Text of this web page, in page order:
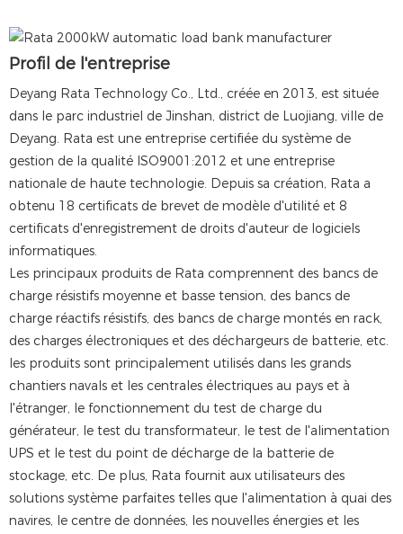
Profil de l'entreprise
Deyang Rata Technology Co., Ltd., créée en 2013, est située
dans le parc industriel de Jinshan, district de Luojiang, ville de
Deyang. Rata est une entreprise certifiée du système de
gestion de la qualité ISO9001:2012 et une entreprise
nationale de haute technologie. Depuis sa création, Rata a
obtenu 18 certificats de brevet de modèle d'utilité et 8
certificats d'enregistrement de droits d'auteur de logiciels
informatiques.
Les principaux produits de Rata comprennent des bancs de
charge résistifs moyenne et basse tension, des bancs de
charge réactifs résistifs, des bancs de charge montés en rack,
des charges électroniques et des déchargeurs de batterie, etc.
les produits sont principalement utilisés dans les grands
chantiers navals et les centrales électriques au pays et à
l'étranger, le fonctionnement du test de charge du
générateur, le test du transformateur, le test de l'alimentation
UPS et le test du point de décharge de la batterie de
stockage, etc. De plus, Rata fournit aux utilisateurs des
solutions système parfaites telles que l'alimentation à quai des
navires, le centre de données, les nouvelles énergies et les